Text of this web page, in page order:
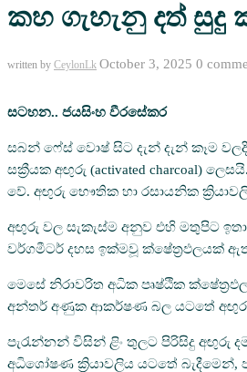
කහ ගැහැනු දත්
written by CeylonLk October 3, 2025 0
සටහන.. ජයසිංහ වීරසේකර
සබන් ෆේස් වොෂ් සිට දැන් දැන් කෑම
සක්‍රීයක අඟුරු (activated charcoal)
වේ. අඟුරු භෞතික හා රසායනික
අඟුරු වල සැකැස්ම අනුව එහි මතුපිට
වර්ගමීටර් දහස ඉක්මවූ ක්ෂේත්‍රඵලයක්
මෙසේ නිරාවරිත අධික පෘෂ්ඨික
අන්තර් අණුක ආකර්ෂණ බල යටතේ අඟුරු
පැරැන්නන් විසින් ළිං තුලට පිරිසිදු අඟුරු
අධිශෝෂණ ක්‍රියාවලිය යටතේ බැදීමෙන්,